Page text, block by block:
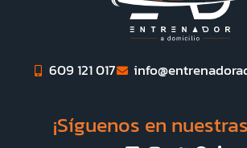
609 121 017
¡Síguenos en